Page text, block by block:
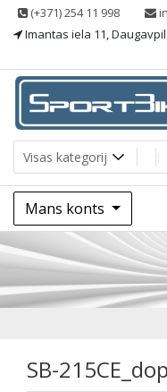
Skip (+371) 254 11 998
Imantas iela 11,
Sportbike
Sporting goods
Mans konts
SB-
SB-